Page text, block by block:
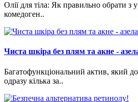
Олії для тіла: Як правильно обрати з
комедоген..
Чиста шкіра без плям та акне -
Багатофункціональний актив, який
одразу кілька за..